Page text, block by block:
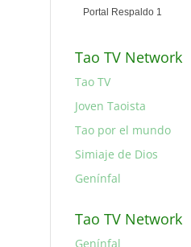
Portal Respaldo 1
Tao TV Network
Tao TV
Joven Taoista
Tao por el mundo
Simiaje de Dios
Genínfal
Tao TV Network
Genínfal